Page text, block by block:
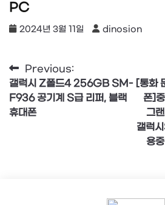
PC
2024년 3월 11일 dinosion
글
탐
색
Previous:
갤럭시 Z폴드4 256GB SM-
F936 공기계 S급 리퍼, 블랙
휴대폰
[통화
폰]
그
갤럭
용